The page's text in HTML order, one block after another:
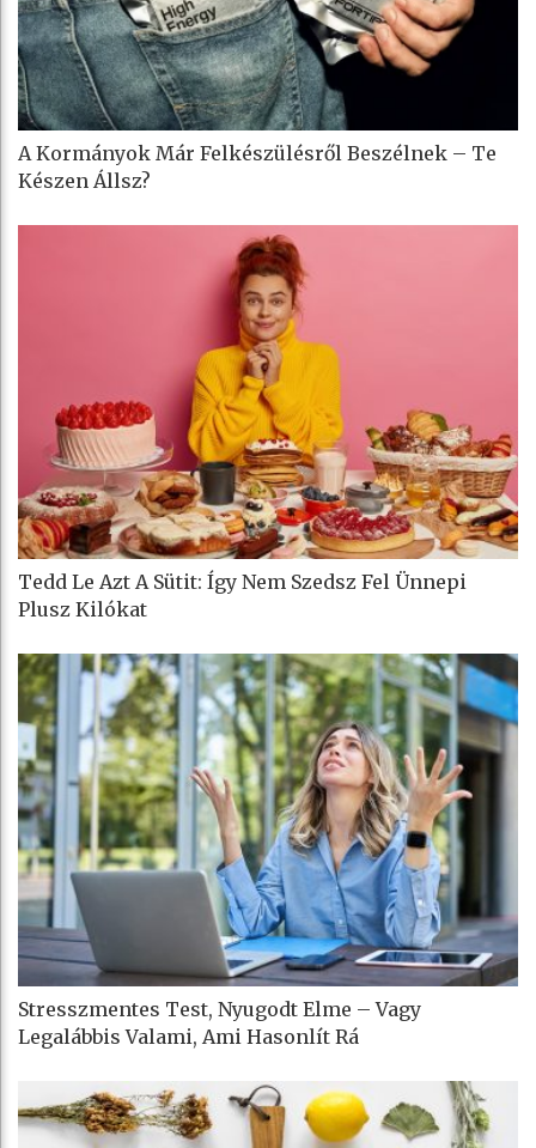
A Kormányok Már Felkészülésről Beszélnek – Te
Készen Állsz?
Tedd Le Azt A Sütit: Így Nem Szedsz Fel Ünnepi
Plusz Kilókat
Stresszmentes Test, Nyugodt Elme – Vagy
Legalábbis Valami, Ami Hasonlít Rá